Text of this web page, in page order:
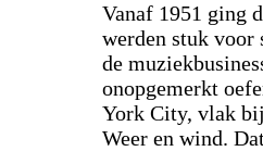
Vanaf 1951 ging
werden stuk voor
de
onopgemerkt
York City, vlak
Weer en wind.